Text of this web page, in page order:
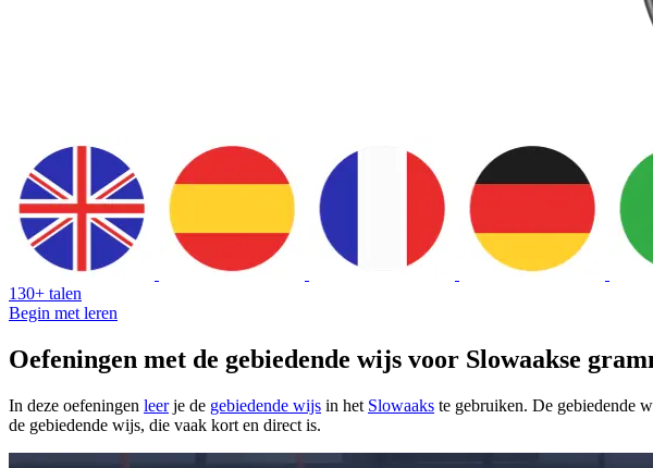
130+ talen
Begin met leren
Oefeningen met de gebiedende wijs voor Slowaakse
In deze oefeningen leerje de gebiedende wijs in het Slowaaks te gebruiken. De gebiedende
de gebiedende wijs, die vaak kort en direct is.